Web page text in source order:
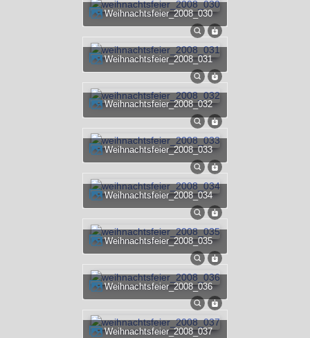
weihnachtsfeier_2008_030
weihnachtsfeier_2008_031
weihnachtsfeier_2008_032
weihnachtsfeier_2008_033
weihnachtsfeier_2008_034
weihnachtsfeier_2008_035
weihnachtsfeier_2008_036
weihnachtsfeier_2008_037